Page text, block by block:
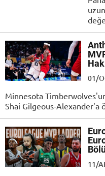
01/
Minnesota
Shai Gilgeous-Alexander'a
11/